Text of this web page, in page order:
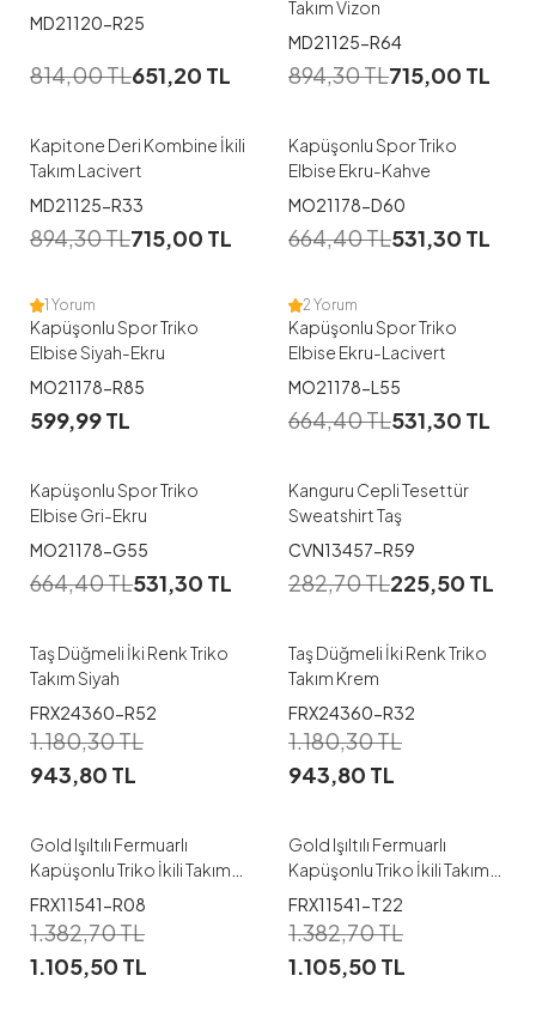
MD21120-R25
814,00TL651,20 TL
Takım Vizon
MD21125-R64
894,30TL715,00 TL
44 46
Kapitone Deri Kombine İkili
Takım Lacivert
MD21125-R33
894,30TL715,00 TL
Kapüşonlu Spor Triko
Elbise Ekru-Kahve
MO21178-D60
664,40TL531,30 TL
1 Yorum
Kapüşonlu Spor Triko
Elbise Siyah-Ekru
MO21178-R85
599,99TL
2 Yorum
Kapüşonlu Spor Triko
Elbise Ekru-Lacivert
MO21178-L55
664,40TL531,30 TL
Kapüşonlu Spor Triko
Elbise Gri-Ekru
MO21178-G55
664,40TL531,30 TL
Kanguru Cepli Tesettür
Sweatshirt Taş
CVN13457-R59
282,70TL225,50 TL
Taş Düğmeli İki Renk Triko
Takım Siyah
FRX24360-R52
1.180,30TL
943,80 TL
Taş Düğmeli İki Renk Triko
Takım Krem
FRX24360-R32
1.180,30TL
943,80 TL
Gold Işıltılı Fermuarlı
Kapüşonlu Triko İkili Takım
Bordo
FRX11541-R08
1.382,70TL
1.105,50 TL
Gold Işıltılı Fermuarlı
Kapüşonlu Triko İkili Takım
TEN
FRX11541-T22
1.382,70TL
1.105,50 TL
1 1